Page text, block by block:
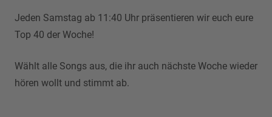
Jeden Samstag ab 11:40 Uhr präsentieren wir euch eure
Top 40 der Woche!
Wählt alle Songs aus, die ihr auch nächste Woche wieder
hören wollt und stimmt ab.